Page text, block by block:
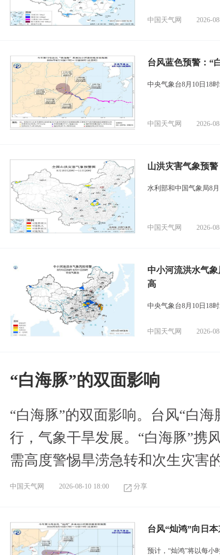
中国天气网 2026-
台风蓝色预警：“
中央气象台8月10日18
中国天气网 2026-
山洪灾害气象预
水利部和中国气象局8
中国天气网 2026-
中小河流洪水气
高
中央气象台8月10日18
中国天气网 2026-
​“白海豚”的双面影响
​“白海豚”的双面影响。台风“白
行，气象干旱发展。“白海豚”携
需高度警惕旱涝急转和次生灾害
中国天气网 2026-08-10 18:00 分享
台风“灿鸿”向日
预计，“灿鸿”将以每小